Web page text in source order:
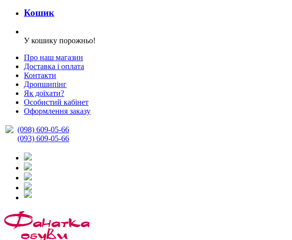
Кошик
У кошику порожньо!
Про наш магазин
Доставка і оплата
Контакти
Дропшипінг
Як доїхати?
Особистий кабінет
Оформлення заказу
(098) 609-05-66
(093) 609-05-66